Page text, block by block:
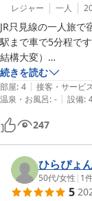
レジャー 一人
JR只見線の一人旅で
駅まで車で5分程で
結構大変）
風呂は、町営の温泉
「炭酸泉」で、ぬる
よいひと時でした。
夕食もお得感が有
種、他。地酒を飲み
とても美味しかった
ャージ出来ました。
ご主人は気さくな
だいて、とても良
続きを読む
部屋: 4 | 接客・サービ
温泉・お風呂: - | 設備:
247
ひらぴょ
50代/女性 | 1
5